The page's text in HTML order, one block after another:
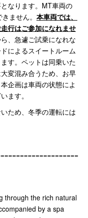
なります。MT車両の
ません。 本車両では、
行はご参加になれませ
、急遽ご試乗になれな
によるスイートルーム
す。ペットは同乗いた
変混み合うため、お早
企画は車両の状態によ
ます。
ため、冬季の運転には
through the rich natural
by a spa